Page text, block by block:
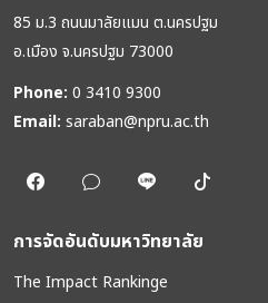
85 ม.3 ถนนมาลัยแมน ต.นครปฐม
อ.เมือง จ.นครปฐม 73000
Phone: 0 3410 9300
Email: saraban@npru.ac.th
การจัดอันดับมหาวิทยาลัย
The Impact Rankinge